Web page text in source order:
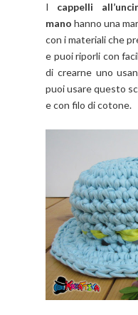
I
cappelli
mano hanno una
con i materiali che
e puoi riporli con
di crearne uno
puoi usare questo
e con filo di cotone.